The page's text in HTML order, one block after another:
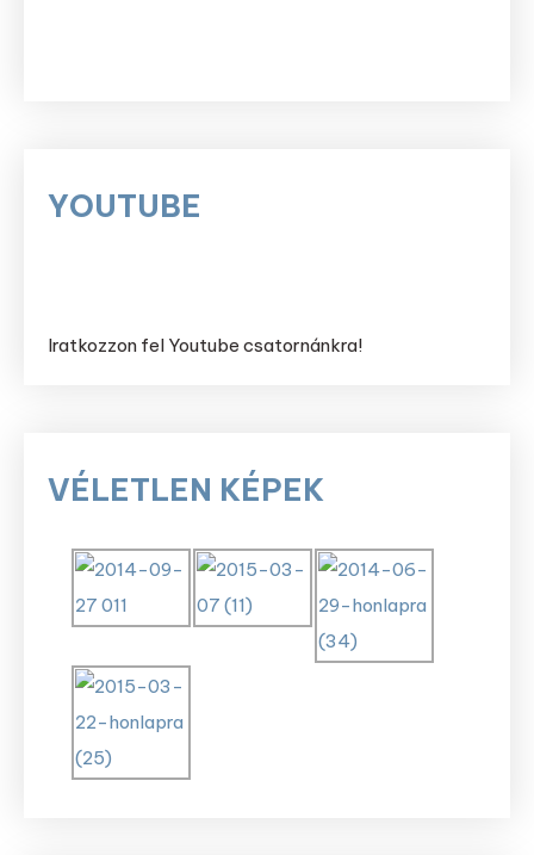
YOUTUBE
Iratkozzon fel Youtube csatornánkra!
VÉLETLEN KÉPEK